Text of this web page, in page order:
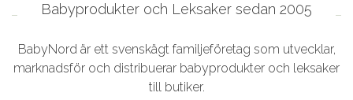
Babyprodukter och Leksaker sedan 2005
BabyNord är ett svenskägt familjeföretag som utvecklar,
marknadsför och distribuerar babyprodukter och leksaker
till butiker.